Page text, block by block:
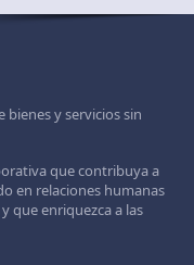
bienes y servicios sin
que contribuya a
en relaciones humanas
que enriquezca a las